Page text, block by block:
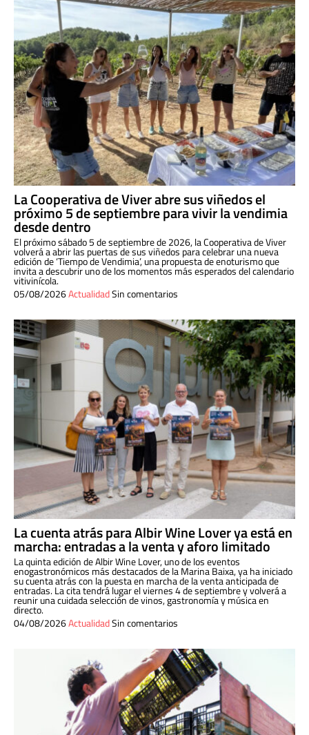
La Cooperativa de Viver abre sus viñedos el
próximo 5 de septiembre para vivir la vendimia
desde dentro
El próximo sábado 5 de septiembre de 2026, la Cooperativa de Viver
volverá a abrir las puertas de sus viñedos para celebrar una nueva
edición de ‘Tiempo de Vendimia’, una propuesta de enoturismo que
invita a descubrir uno de los momentos más esperados del calendario
vitivinícola.
05/08/2026ActualidadSin comentarios
La cuenta atrás para Albir Wine Lover ya está en
marcha: entradas a la venta y aforo limitado
La quinta edición de Albir Wine Lover, uno de los eventos
enogastronómicos más destacados de la Marina Baixa, ya ha iniciado
su cuenta atrás con la puesta en marcha de la venta anticipada de
entradas. La cita tendrá lugar el viernes 4 de septiembre y volverá a
reunir una cuidada selección de vinos, gastronomía y música en
directo.
04/08/2026ActualidadSin comentarios